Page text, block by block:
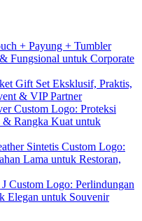
+ Payung + Tumbler
Fungsional untuk Corporate
Gift Set Eksklusif, Praktis,
& VIP Partner
Custom Logo: Proteksi
& Rangka Kuat untuk
Sintetis Custom Logo:
Lama untuk Restoran,
Custom Logo: Perlindungan
Elegan untuk Souvenir